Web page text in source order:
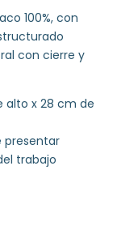
100%, con
con cierre y
alto x 28 cm de
presentar
trabajo